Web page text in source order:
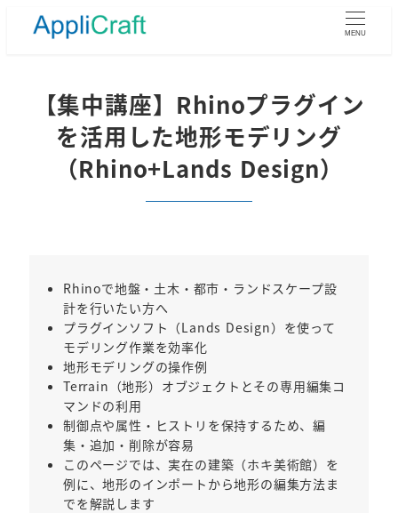
MENU
【集中講座】Rhinoプラグイン
を活用した地形モデリング
（Rhino+Lands Design）
Rhinoで地盤・土木・都市・ランドスケープ設
計を行いたい方へ
プラグインソフト（Lands Design）を使って
モデリング作業を効率化
地形モデリングの操作例
Terrain（地形）オブジェクトとその専用編集コ
マンドの利用
制御点や属性・ヒストリを保持するため、編
集・追加・削除が容易
このページでは、実在の建築（ホキ美術館）を
例に、地形のインポートから地形の編集方法ま
でを解説します